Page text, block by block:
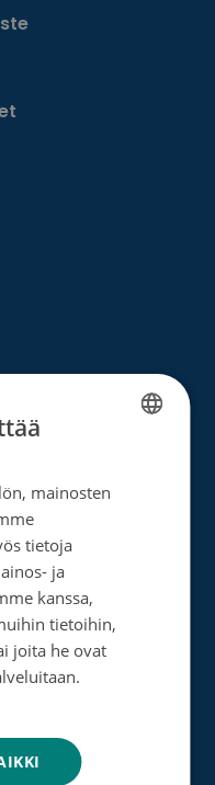
SWEDISH
mainosten
tietoja
ja
kanssa,
tietoihin,
joita he ovat